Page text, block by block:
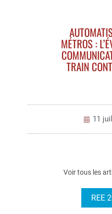
MÉTROS :
TRAIN
11
Voir tous les
REE